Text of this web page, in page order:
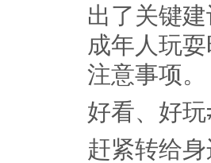
出了关键
成年人玩
注意事项。
好看、好玩
赶紧转给